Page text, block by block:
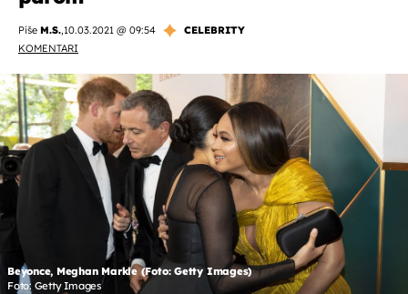
Piše M.S.,10.03.2021 @ 09:54
CELEBRITY
KOMENTARI
Beyonce, Meghan Markle (Foto: Getty Images)
Foto: Getty Images
OMOGUĆI OBAVIJESTI